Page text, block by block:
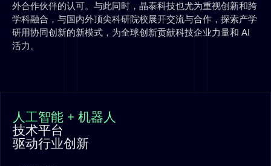
外合作伙伴的认可。与此同时，晶泰科技也尤为重视创新和跨
学科融合，与国内外顶尖科研院校展开交流与合作，探索产学
研用协同创新的新模式，为全球创新贡献科技企业力量和 AI
活力。
人工智能 + 机器人
技术平台
驱动行业创新